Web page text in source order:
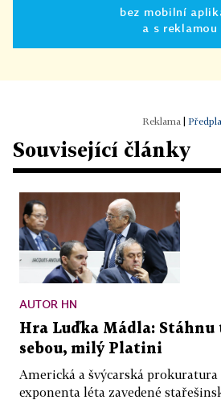
bez mobilní
a s reklamou
Související články
AUTOR HN
Hra Luďka Mádla: Stáhnu
sebou, milý Platini
Americká a švýcarská
exponenta léta zavedené